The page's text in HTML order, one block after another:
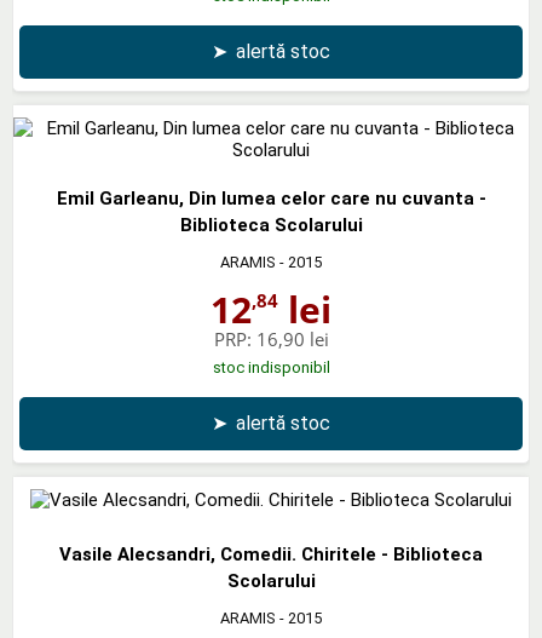
➤ alertă stoc
Emil Garleanu, Din lumea celor care nu cuvanta -
Biblioteca Scolarului
ARAMIS - 2015
12,84 lei
PRP: 16,90 lei
stoc indisponibil
➤ alertă stoc
Vasile Alecsandri, Comedii. Chiritele - Biblioteca
Scolarului
ARAMIS - 2015